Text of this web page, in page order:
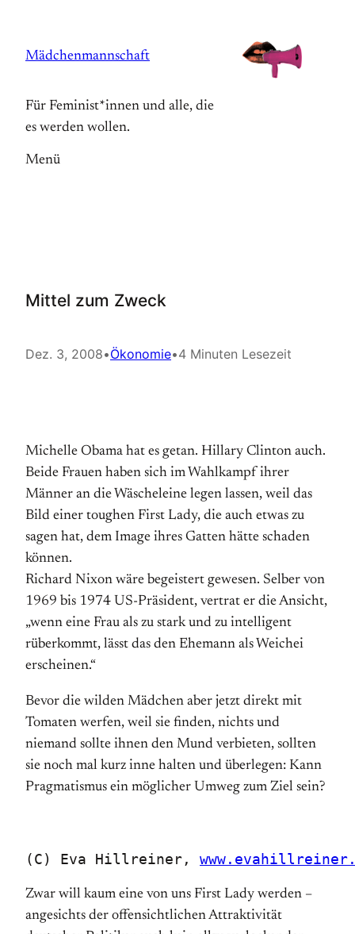
springen
Mädchenmannschaft
Für Feminist*innen und alle, die
es werden wollen.
Menü
Mittel zum Zweck
Dez. 3, 2008•Ökonomie•4 Minuten Lesezeit
Michelle Obama hat es getan. Hillary Clinton auch.
Beide Frauen haben sich im Wahlkampf ihrer
Männer an die Wäscheleine legen lassen, weil das
Bild einer toughen First Lady, die auch etwas zu
sagen hat, dem Image ihres Gatten hätte schaden
können.
Richard Nixon wäre begeistert gewesen. Selber von
1969 bis 1974 US-Präsident, vertrat er die Ansicht,
„wenn eine Frau als zu stark und zu intelligent
rüberkommt, lässt das den Ehemann als Weichei
erscheinen.“
Bevor die wilden Mädchen aber jetzt direkt mit
Tomaten werfen, weil sie finden, nichts und
niemand sollte ihnen den Mund verbieten, sollten
sie noch mal kurz inne halten und überlegen: Kann
Pragmatismus ein möglicher Umweg zum Ziel sein?
(C) Eva Hillreiner,
Zwar will kaum eine von uns First Lady werden –
angesichts der offensichtlichen Attraktivität